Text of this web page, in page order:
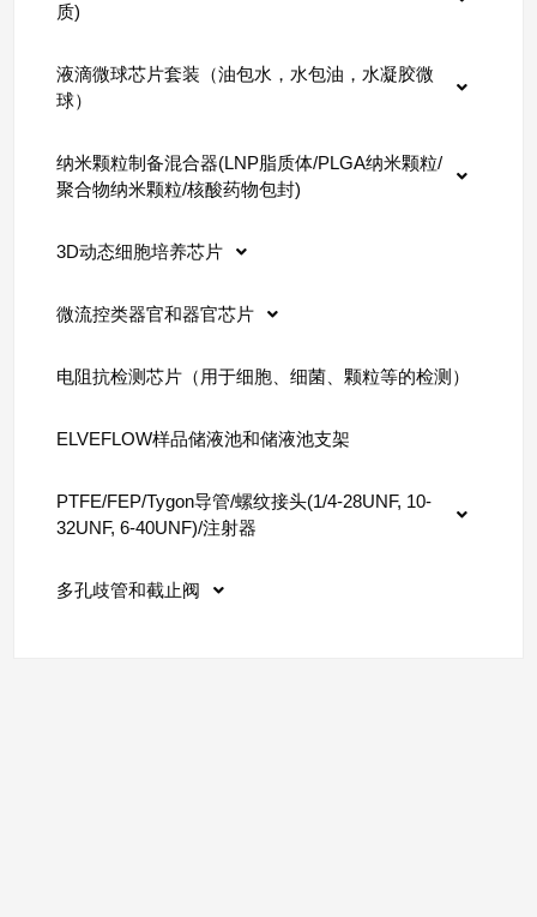
质)
液滴微球芯片套装（油包水，水包油，水凝胶微
球）
纳米颗粒制备混合器(LNP脂质体/PLGA纳米颗粒/
聚合物纳米颗粒/核酸药物包封)
3D动态细胞培养芯片
微流控类器官和器官芯片
电阻抗检测芯片（用于细胞、细菌、颗粒等的检测）
ELVEFLOW样品储液池和储液池支架
PTFE/FEP/Tygon导管/螺纹接头(1/4-28UNF, 10-
32UNF, 6-40UNF)/注射器
多孔歧管和截止阀